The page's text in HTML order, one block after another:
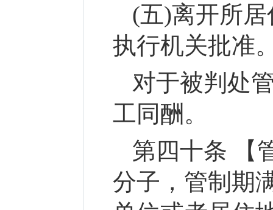
(五)离开所
执行机关批准
对于被判处
工同酬。
第四十条 【
分子，管制期